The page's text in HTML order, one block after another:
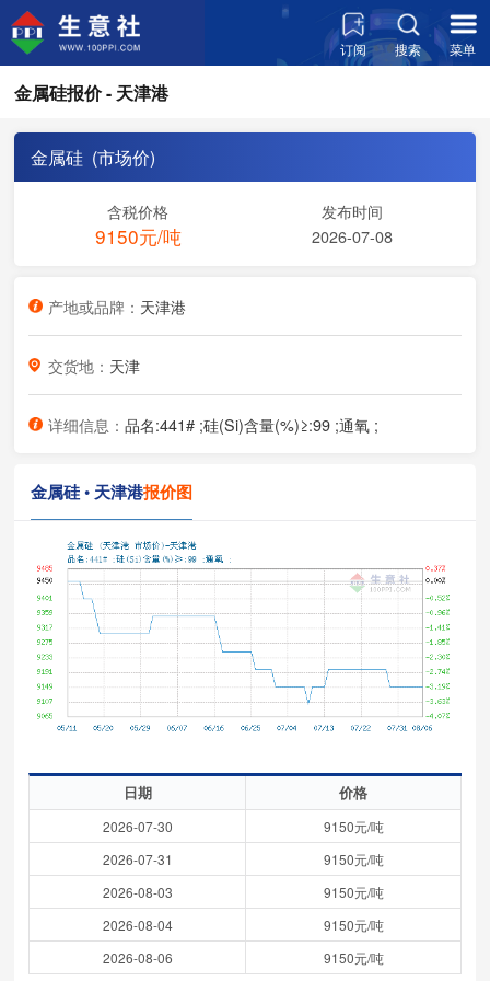
订阅 搜索 菜单
金属硅报价 - 天津港
金属硅 (市场价)
含税价格
9150元/吨
发布时间
2026-07-08
产地或品牌： 天津港
交货地： 天津
详细信息： 品名:441# ;硅(Si)含量(%)≥:99 ;通氧 ;
金属硅 • 天津港报价图
日期 价格
2026-07-30
9150元/吨
2026-07-31
9150元/吨
2026-08-03
9150元/吨
2026-08-04
9150元/吨
2026-08-06
9150元/吨